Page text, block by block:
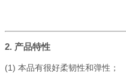
2. 产品特性
(1) 本品有很好柔韧性和弹性；